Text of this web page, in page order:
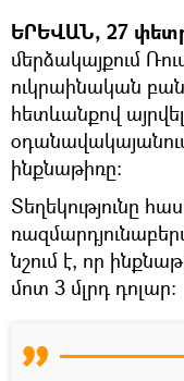
ԵՐԵՎԱՆ, 27
մերձակայքում
ուկրաինական
հետևանքով
ինքնաթիռը։
Տեղեկությունը
նշում է, որ
մոտ 3 մլրդ դոլար։